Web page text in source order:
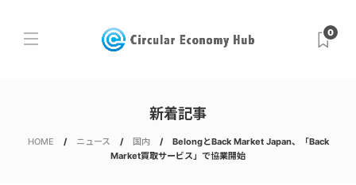
0
新着記事
HOME ニュース 国内
BelongとBack Market Japan、「Back
Market買取サービス」で協業開始